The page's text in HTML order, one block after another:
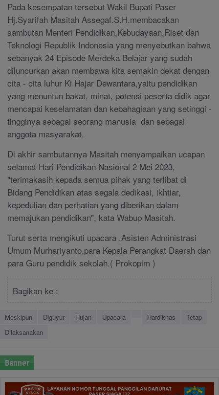
Pada kesempatan tersebut Wakil Bupati Paser
Hj.Syarifah Masitah Assegaf.S.H.membacakan
sambutan Menteri Pendidikan,Kebudayaan,Riset dan
Teknologi Republik Indonesia yang menyebutkan bahwa
sebanyak 24 Episode Merdeka Belajar yang sudah
diluncurkan akan membawa kita semakin dekat dengan
cita - cita luhur Ki Hajar Dewantara,yaitu pendidikan
yang menuntun bakat, minat, potensi peserta didik agar
mencapai keselamatan dan kebahagiaan yang setinggi -
tingginya sebagai seorang manusia dan sebagai
anggota masyarakat.
Di akhir sambutannya Masitah menyampaikan ucapan
selamat Hari Pendidikan Nasional 2 Mei 2023,
"terimakasih kepada semua pihak yang terlibat di
Bidang Pendidikan atas segala dedikasi, ikhtiar,
kepedulian dan perhatian yang diberikan dalam
memajukan pendidikan", kata Wabup Masitah.
Turut serta mengikuti upacara ,Asisten Administrasi
Umum Murhariyanto,para Kepala Perangkat Daerah dan
para Guru pendidik sekolah.( Prokopim )
Bagikan ke :
Meskipun Diguyur Hujan Upacara Hardiknas
Tetap
Dilaksanakan
Banner